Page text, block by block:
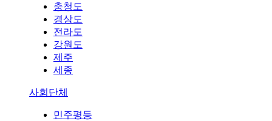
충청도
경상도
전라도
강원도
제주
세종
사회단체
민주평등